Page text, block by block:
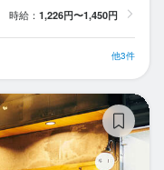
時給： 1,226円〜1,450円
他3件